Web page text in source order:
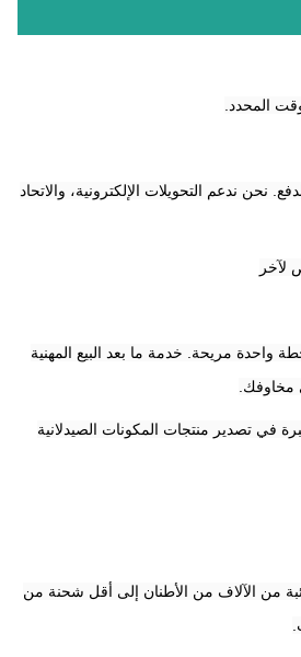
نحن ندعم التحويلات الإلكترونية، والاتحاد
واحدة مريحة. خدمة ما بعد البيع المهنية
مخاوفك.
في تصدير منتجات المكونات الصيدلانية
من الآلاف من الأطنان إلى أقل شحنة من